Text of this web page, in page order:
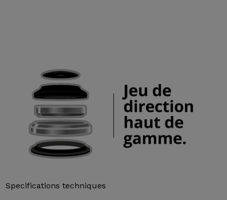
Specifications techniques